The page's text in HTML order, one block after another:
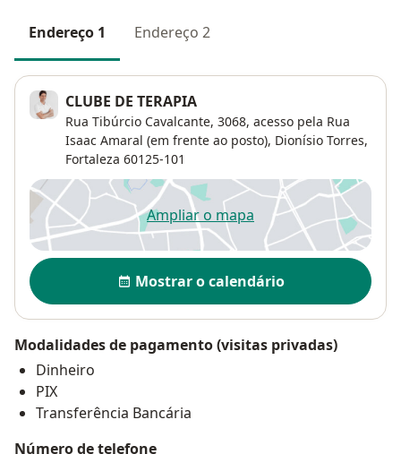
Endereço 1 Endereço 2
CLUBE DE TERAPIA
Rua Tibúrcio Cavalcante, 3068, acesso pela Rua
Isaac Amaral (em frente ao posto), Dionísio Torres,
Fortaleza 60125-101
Ampliar o mapaabre num novo separador
Disponibilidade
Mostrar o calendário
Modalidades de pagamento (visitas privadas)
Dinheiro
PIX
Transferência Bancária
Número de telefone